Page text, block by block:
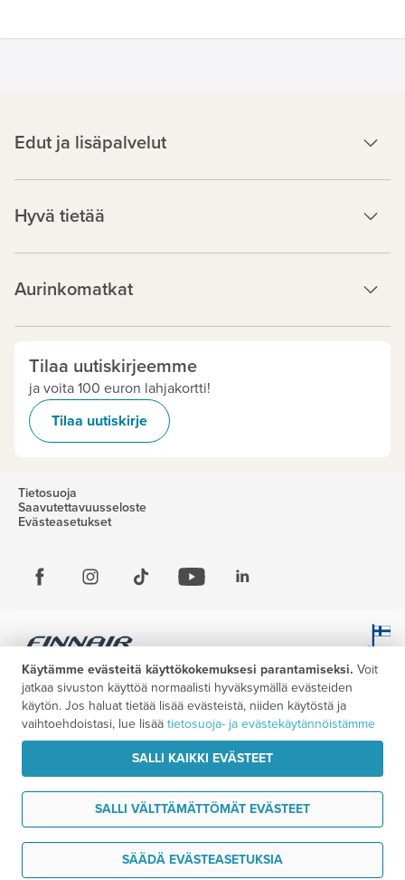
Haluan ideoita matkaani
Edut ja lisäpalvelut
Hyvä tietää
Aurinkomatkat
Tilaa uutiskirjeemme
ja voita 100 euron lahjakortti!
Tilaa uutiskirje
Tietosuoja
Saavutettavuusseloste
Evästeasetukset
Käytämme evästeitä käyttökokemuksesi parantamiseksi. Voit
jatkaa sivuston käyttöä normaalisti hyväksymällä evästeiden
käytön. Jos haluat tietää lisää evästeistä, niiden käytöstä ja
vaihtoehdoistasi, lue lisää tietosuoja- ja evästekäytännöistämme
SALLI KAIKKI EVÄSTEET
SALLI VÄLTTÄMÄTTÖMÄT EVÄSTEET
SÄÄDÄ EVÄSTEASETUKSIA